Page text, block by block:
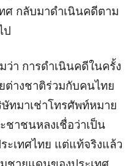
ศ กลับมาดำเนินคดีตาม
ป
ว่า การดำเนินคดีในครั้ง
ต่างชาติร่วมกับคนไทย
ทมาเช่าโทรศัพท์หมาย
ชาชนหลงเชื่อว่าเป็น
เทศไทย แต่แท้จริงแล้ว